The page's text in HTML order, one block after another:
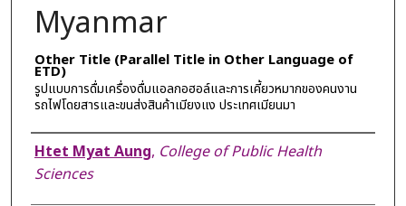
Myanmar
Other Title (Parallel Title in Other Language of
ETD)
รูปแบบการดื่มเครื่องดื่มแอลกอฮอล์และการเคี้ยวหมากของคนงาน
รถไฟโดยสารและขนส่งสินค้าเมียงแง ประเทศเมียนมา
Author
Htet Myat Aung, College of Public Health
Sciences